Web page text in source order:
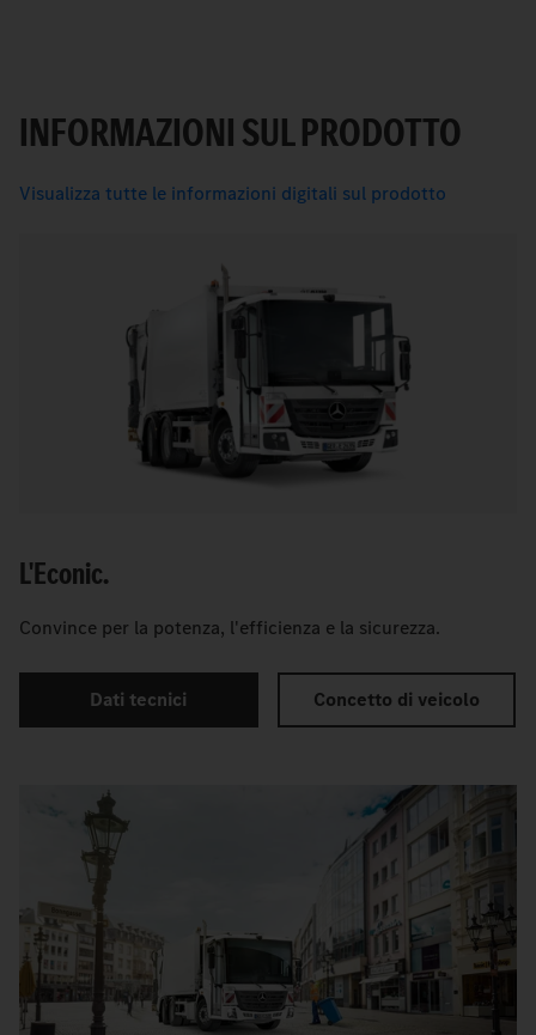
INFORMAZIONI SUL PRODOTTO
Visualizza tutte le informazioni digitali sul prodotto
L'Econic.
Convince per la potenza, l'efficienza e la sicurezza.
Dati tecnici Concetto di veicolo